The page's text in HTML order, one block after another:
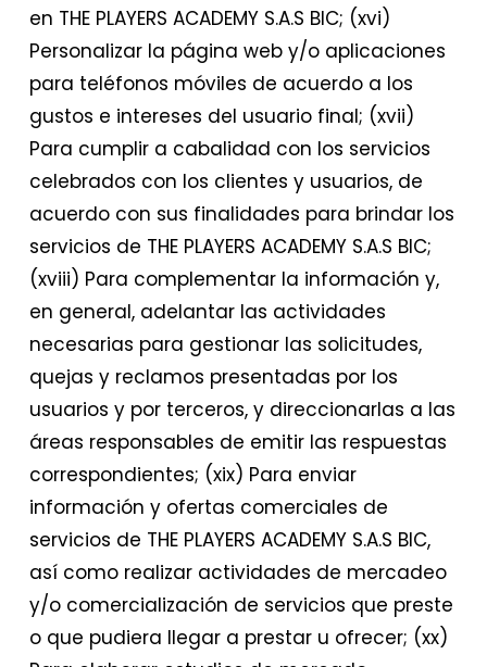
en THE PLAYERS ACADEMY S.A.S BIC; (xvi)
Personalizar la página web y/o aplicaciones
para teléfonos móviles de acuerdo a los
gustos e intereses del usuario final; (xvii)
Para cumplir a cabalidad con los servicios
celebrados con los clientes y usuarios, de
acuerdo con sus finalidades para brindar los
servicios de THE PLAYERS ACADEMY S.A.S BIC;
(xviii) Para complementar la información y,
en general, adelantar las actividades
necesarias para gestionar las solicitudes,
quejas y reclamos presentadas por los
usuarios y por terceros, y direccionarlas a las
áreas responsables de emitir las respuestas
correspondientes; (xix) Para enviar
información y ofertas comerciales de
servicios de THE PLAYERS ACADEMY S.A.S BIC,
así como realizar actividades de mercadeo
y/o comercialización de servicios que preste
o que pudiera llegar a prestar u ofrecer; (xx)